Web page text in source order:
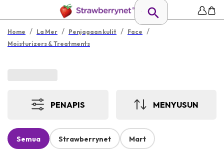
Home / La Mer / Penjagaan kulit / Face /
Moisturizers & Treatments
PENAPIS MENYUSUN
Semua Strawberrynet Mart